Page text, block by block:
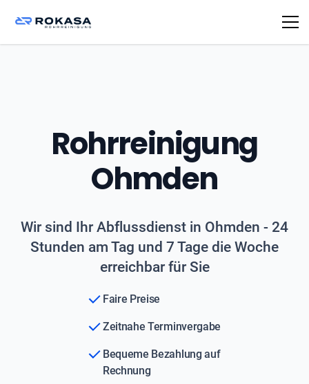
Rohrreinigung
Ohmden
Wir sind Ihr Abflussdienst in Ohmden - 24
Stunden am Tag und 7 Tage die Woche
erreichbar für Sie
Faire Preise
Zeitnahe Terminvergabe
Bequeme Bezahlung auf
Rechnung